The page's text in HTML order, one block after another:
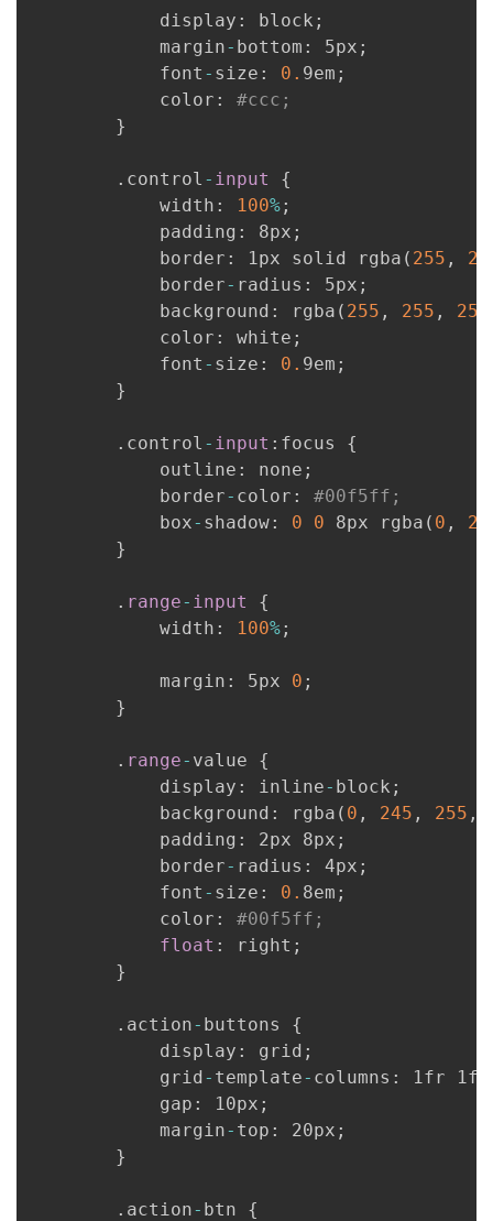
            display
: block ;
            margin
- bottom : 5px ;
            font
- size : 0. 9em ;
            color
:
#ccc;
}
. control - input
{
            width
: 100%;
            padding
: 8px ;
            border
: 1px solid rgba ( 255 ,
            border
- radius : 5px ;
            background
: rgba ( 255 , 255 , 255
            color
: white ;
            font
- size : 0. 9em ;
}
. control - input : focus {
            outline
: none ;
            border
- color :
#00f5ff;
            box
- shadow: 0 0 8px rgba ( 0 ,
}
. range- input
{
            width
: 100%;
            margin
: 5px 0 ;
}
. range- value {
            display
: inline- block ;
            background
: rgba ( 0 , 245 , 255 ,
            padding
: 2px 8px ;
            border
- radius : 4px ;
            font
- size : 0. 8em ;
            color
:
#00f5ff;
float : right ;
}
. action- buttons {
            display
: grid ;
            grid
- template- columns : 1fr 1fr
            gap
: 10px ;
            margin
- top : 20px ;
}
. action- btn {